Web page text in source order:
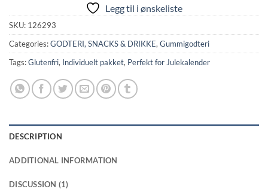
Legg til i ønskeliste
SKU: 126293
Categories:GODTERI, SNACKS & DRIKKE,Gummigodteri
Tags:Glutenfri, Individuelt pakket, Perfekt for Julekalender
DESCRIPTION
ADDITIONAL INFORMATION
DISCUSSION (1)